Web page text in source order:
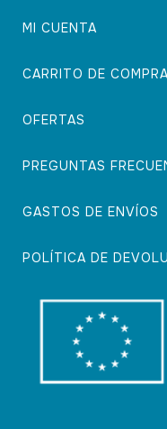
MI CUENTA
CARRITO DE
OFERTAS
PREGUNTAS
GASTOS DE ENVÍOS
POLÍTICA DE